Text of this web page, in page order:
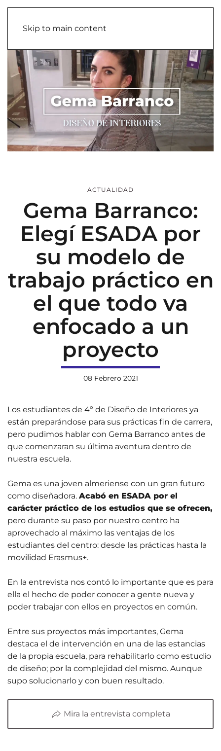
Skip to main content
ACTUALIDAD
Gema Barranco:
Elegí ESADA por
su modelo de
trabajo práctico en
el que todo va
enfocado a un
proyecto
08 Febrero 2021
Los estudiantes de 4º de Diseño de Interiores ya
están preparándose para sus prácticas fin de carrera,
pero pudimos hablar con Gema Barranco antes de
que comenzaran su última aventura dentro de
nuestra escuela.
Gema es una joven almeriense con un gran futuro
como diseñadora. Acabó en ESADA por el
carácter práctico de los estudios que se ofrecen,
pero durante su paso por nuestro centro ha
aprovechado al máximo las ventajas de los
estudiantes del centro: desde las prácticas hasta la
movilidad Erasmus+.
En la entrevista nos contó lo importante que es para
ella el hecho de poder conocer a gente nueva y
poder trabajar con ellos en proyectos en común.
Entre sus proyectos más importantes, Gema
destaca el de intervención en una de las estancias
de la propia escuela, para rehabilitarlo como estudio
de diseño; por la complejidad del mismo. Aunque
supo solucionarlo y con buen resultado.
Mira la entrevista completa
Horario y
acceso al
01 Junio 2026
Estudiantes
de Diseño
Gráfico
participan